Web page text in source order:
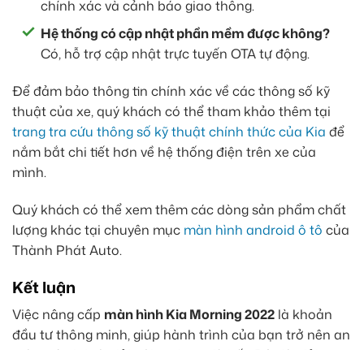
chính xác và cảnh báo giao thông.
Hệ thống có cập nhật phần mềm được không?
Có, hỗ trợ cập nhật trực tuyến OTA tự động.
Để đảm bảo thông tin chính xác về các thông số kỹ
thuật của xe, quý khách có thể tham khảo thêm tại
trang tra cứu thông số kỹ thuật chính thức của Kia để
nắm bắt chi tiết hơn về hệ thống điện trên xe của
mình.
Quý khách có thể xem thêm các dòng sản phẩm chất
lượng khác tại chuyên mục màn hình android ô tô của
Thành Phát Auto.
Kết luận
Việc nâng cấp màn hình Kia Morning 2022 là khoản
đầu tư thông minh, giúp hành trình của bạn trở nên an